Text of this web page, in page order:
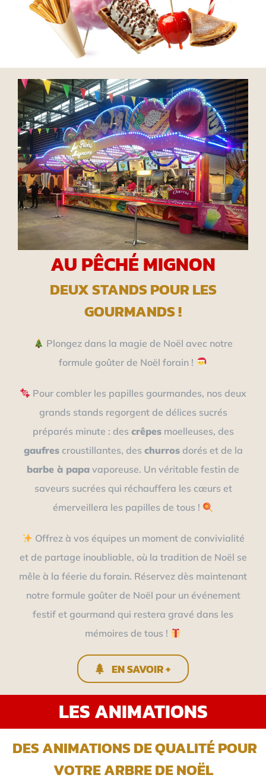
AU PÊCHÉ MIGNON
DEUX STANDS POUR LES
GOURMANDS !
Plongez dans la magie de Noël avec notre
formule goûter de Noël forain !
Pour combler les papilles gourmandes, nos deux
grands stands regorgent de délices sucrés
préparés minute : des crêpesmoelleuses, des
gaufrescroustillantes, des churrosdorés et de la
barbe à papa vaporeuse. Un véritable festin de
saveurs sucrées qui réchauffera les cœurs et
émerveillera les papilles de tous !
Offrez à vos équipes un moment de convivialité
et de partage inoubliable, où la tradition de Noël se
mêle à la féerie du forain. Réservez dès maintenant
notre formule goûter de Noël pour un événement
festif et gourmand qui restera gravé dans les
mémoires de tous !
EN SAVOIR +
LES ANIMATIONS
DES ANIMATIONS DE QUALITÉ POUR
VOTRE ARBRE DE NOËL